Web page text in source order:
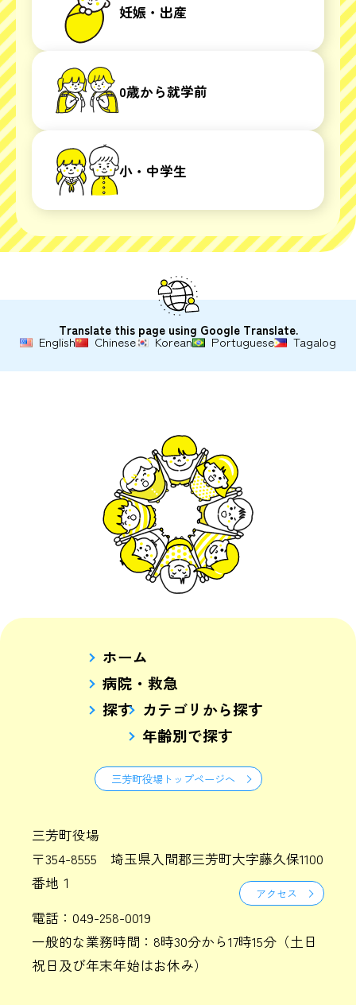
妊娠・出産
0歳から就学前
小・中学生
Translate this page using Google Translate.
English Chinese Korean Portuguese Tagalog
ホーム
病院・救急
探す カテゴリから探す
年齢別で探す
三芳町役場トップページへ
三芳町役場
〒354-8555 埼玉県入間郡三芳町大字藤久保1100
番地１
アクセス
電話：049-258-0019
一般的な業務時間：8時30分から17時15分（土日
祝日及び年末年始はお休み）